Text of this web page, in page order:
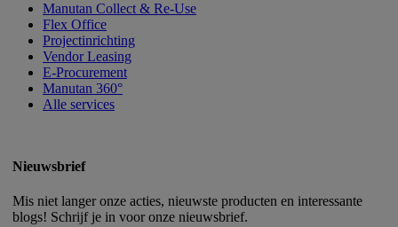
Manutan Collect & Re-Use
Flex Office
Projectinrichting
Vendor Leasing
E-Procurement
Manutan 360°
Alle services
Nieuwsbrief
Mis niet langer onze acties, nieuwste producten en interessante
blogs! Schrijf je in voor onze nieuwsbrief.